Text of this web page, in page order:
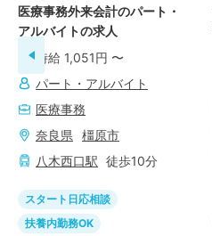
医療事務外来会計のパート・
アルバイトの求人
時給 1,051円 〜
パート・アルバイト
医療事務
奈良県
橿原市
八木西口駅 徒歩10分
スタート日応相談
扶養内勤務OK